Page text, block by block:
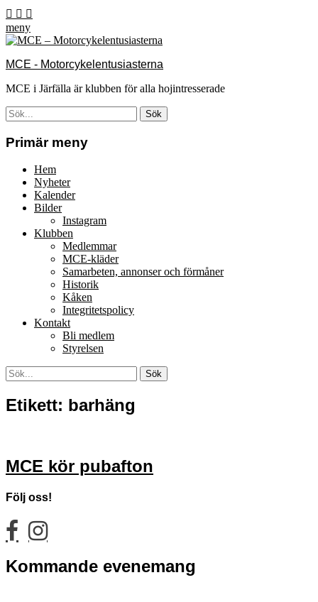
Hoppa
till
innehåll
Facebook
Email
meny
MCE - Motorcykelentusiasterna
MCE i Järfälla är klubben för alla hojintresserade
Sök
efter:
[label]
Primär meny
Hem
Nyheter
Kalender
Bilder
Instagram
Klubben
Medlemmar
MCE-kläder
Samarbeten, annonser och förmåner
Historik
Kåken
Integritetspolicy
Kontakt
Bli medlem
Styrelsen
Sök
Sök
efter:
[label]
Etikett: barhäng
MCE kör pubafton
Följ oss!
facebook
instagram
Kommande evenemang